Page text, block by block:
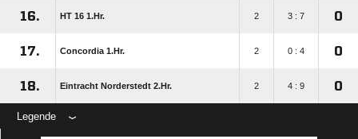
16. HT 16 1.Hr. 2 3 : 7 0
17. Concordia 1.Hr. 2 0 : 4 0
18. Eintracht Norderstedt 2.Hr. 2 4 : 9 0
Legende